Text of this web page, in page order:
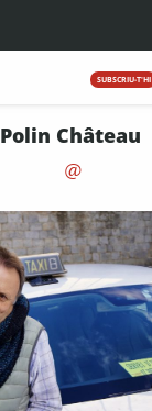
SUBSCRIU-T'HI
Polin Château